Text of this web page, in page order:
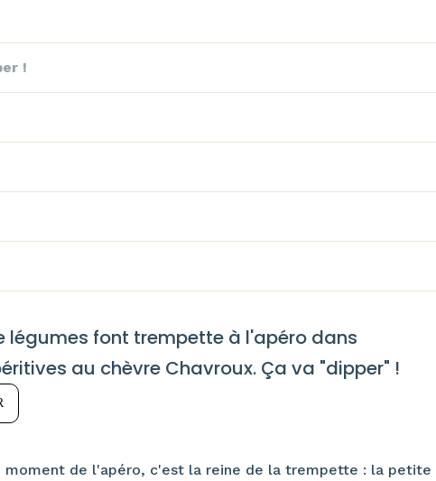
!
légumes font trempette à l'apéro dans
au chèvre Chavroux. Ça va "dipper" !
moment de l'apéro, c'est la reine de la trempette : la petite